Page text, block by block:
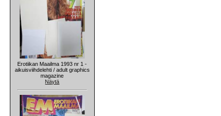
Erotiikan Maailma 1993 nr 1 -
aikuisviihdelehti / adult graphics
magazine
Näytä